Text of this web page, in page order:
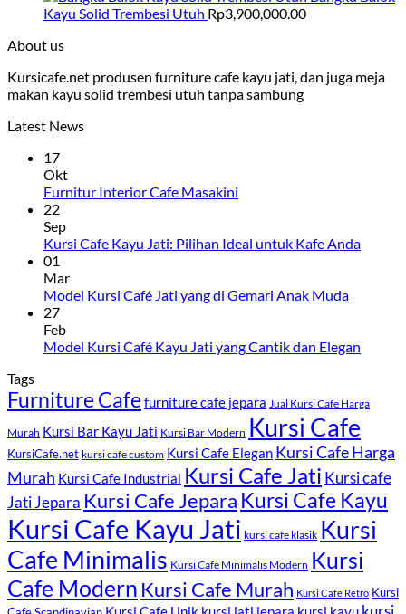
Kayu Solid Trembesi Utuh Rp3,900,000.00
About us
Kursicafe.net produsen furniture cafe kayu jati, dan juga meja
makan kayu solid trembesi utuh tanpa sambung
Latest News
17
Okt
Furnitur Interior Cafe Masakini
22
Sep
Kursi Cafe Kayu Jati: Pilihan Ideal untuk Kafe Anda
01
Mar
Model Kursi Café Jati yang di Gemari Anak Muda
27
Feb
Model Kursi Café Kayu Jati yang Cantik dan Elegan
Tags
Furniture Cafe furniture cafe jepara Jual Kursi Cafe Harga
Murah Kursi Bar Kayu Jati Kursi Bar Modern Kursi Cafe
KursiCafe.net kursi cafe custom Kursi Cafe Elegan Kursi Cafe Harga
Murah Kursi Cafe Industrial Kursi Cafe Jati Kursi cafe
Jati Jepara Kursi Cafe Jepara Kursi Cafe Kayu
Kursi Cafe Kayu Jati kursi cafe klasik Kursi
Cafe Minimalis Kursi Cafe Minimalis Modern Kursi
Cafe Modern Kursi Cafe Murah Kursi Cafe Retro Kursi